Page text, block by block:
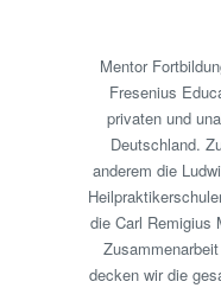
Mentor
Fresenius
privaten und
Deutschland.
anderem die
die Carl Remigius
decken wir die